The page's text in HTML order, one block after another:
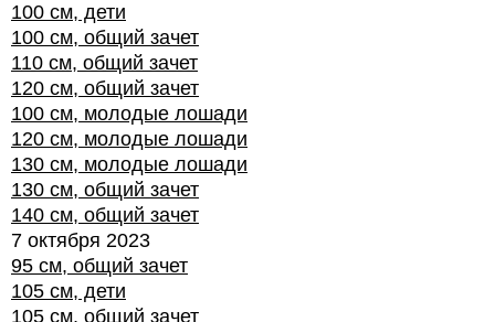
100 см, дети
100 см, общий зачет
110 см, общий зачет
120 см, общий зачет
100 см, молодые лошади
120 см, молодые лошади
130 см, молодые лошади
130 см, общий зачет
140 см, общий зачет
7 октября 2023
95 см, общий зачет
105 см, дети
105 см, общий зачет